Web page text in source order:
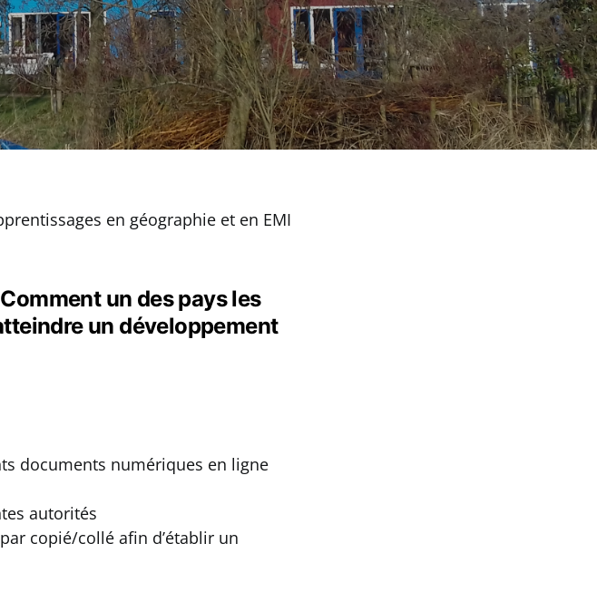
en géographie et en EMI
un des pays les
un développement
documents numériques en ligne
autorités
copié/collé afin d’établir un